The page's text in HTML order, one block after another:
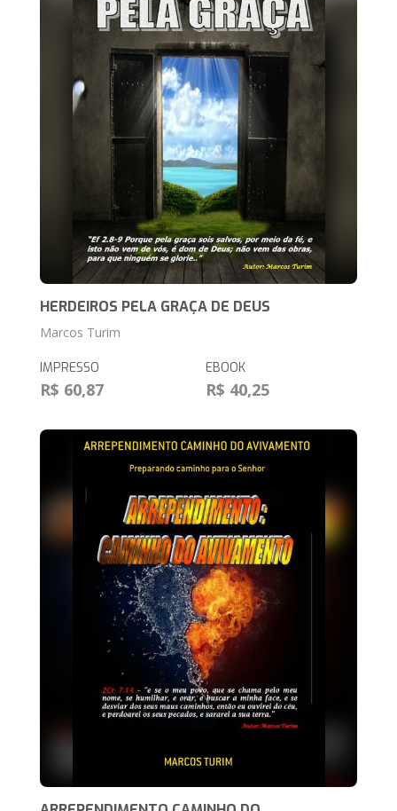
HERDEIROS PELA GRAÇA DE DEUS
Marcos Turim
IMPRESSO
R$ 60,87
EBOOK
R$ 40,25